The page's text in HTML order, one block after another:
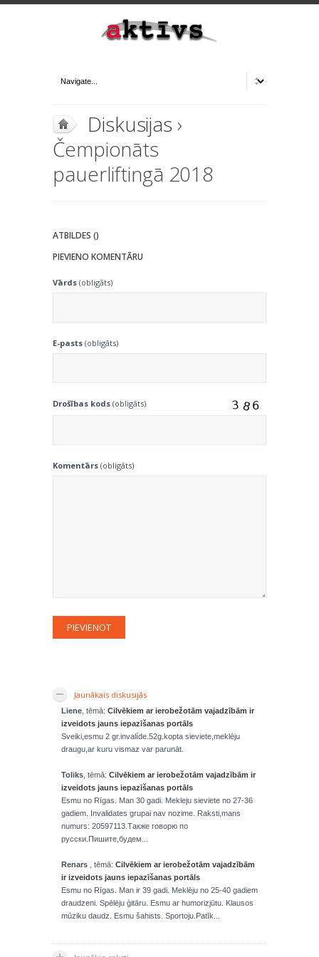
Diskusijas ›
Čempionāts
pauerliftingā 2018
ATBILDES ()
PIEVIENO KOMENTĀRU
Vārds (obligāts)
E-pasts (obligāts)
Drošības kods (obligāts)
Komentārs (obligāts)
Jaunākais diskusijās
Liene , tēmā: Cilvēkiem ar ierobežotām vajadzībām ir
izveidots jauns iepazīšanas portāls
Sveiki,esmu 2 gr.invalíde.52g.kopta sieviete,meklēju
draugu,ar kuru vismaz var parunāt.
Toliks , tēmā: Cilvēkiem ar ierobežotām vajadzībām ir
izveidots jauns iepazīšanas portāls
Esmu no Rīgas. Man 30 gadi. Mekleju sieviete no 27-36
gadiem. Invalidates grupai nav nozime. Raksti,mans
numurs: 20597113.Также говорю по
русски.Пишите,будем...
Renars , tēmā: Cilvēkiem ar ierobežotām vajadzībām
ir izveidots jauns iepazīšanas portāls
Esmu no Rīgas. Man ir 39 gadi. Meklēju no 25-40 gadiem
draudzeni. Spēlēju ģitāru. Esmu ar humorizjūtu. Klausos
mūziku daudz. Esmu šahists. Sportoju.Patīk...